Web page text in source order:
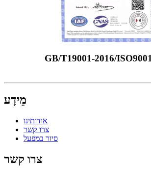
GB/T19001-2016/
מֵידָע
אודותינו
צרו קשר
סיור במפעל
צרו קשר